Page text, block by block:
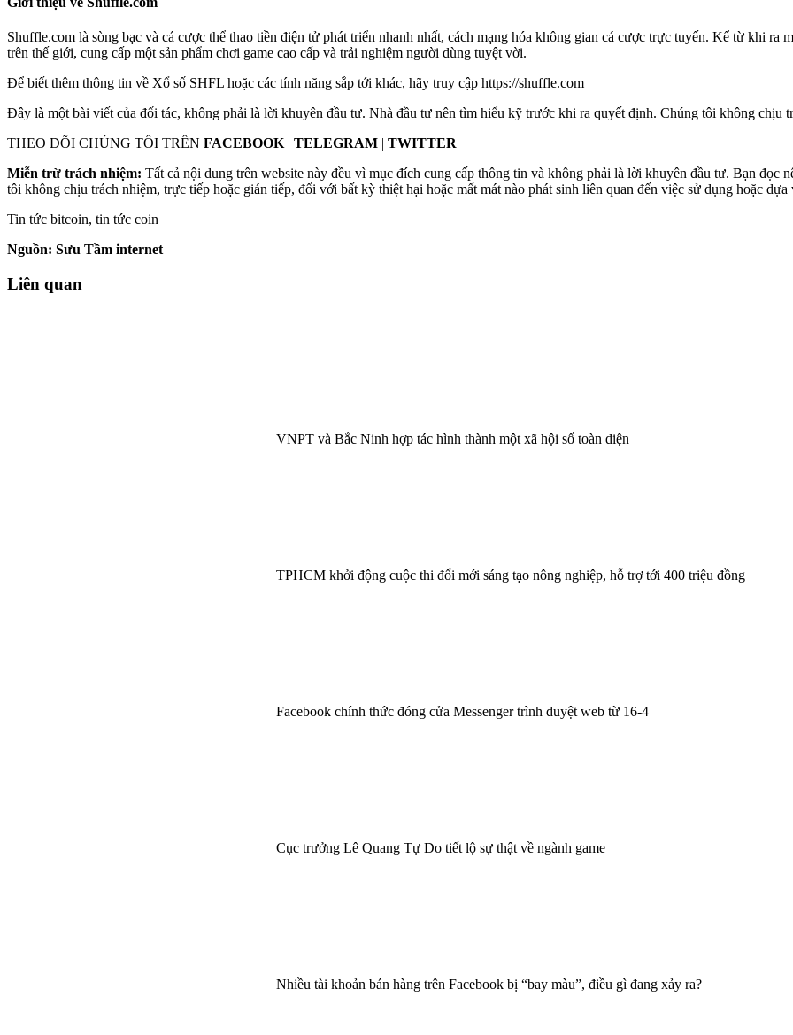
Shuffle.com là sòng bạc và cá cược thể thao tiền điện tử phát triển nhanh nhất, cách mạng hóa không gian cá cược trực tuyến. Kể từ khi
trên thế giới, cung cấp một sản phẩm chơi game cao cấp và trải nghiệm người dùng tuyệt vời.
Để biết thêm thông tin về Xổ số SHFL hoặc các tính năng sắp tới khác, hãy truy cập https://shuffle.com
Đây là một bài viết của đối tác, không phải là lời khuyên đầu tư. Nhà đầu tư nên tìm hiểu kỹ trước khi ra quyết định. Chúng tôi không chịu
THEO DÕI CHÚNG TÔI TRÊN FACEBOOK| TELEGRAM
TWITTER
Miễn trừ trách nhiệm: Tất cả nội dung trên website này đều vì mục đích cung cấp thông tin và không phải là lời khuyên đầu tư. Bạn đọc
tôi không chịu trách nhiệm, trực tiếp hoặc gián tiếp, đối với bất kỳ thiệt hại hoặc mất mát nào phát sinh liên quan đến việc sử dụng hoặc
Tin tức bitcoin, tin tức coin
Nguồn: Sưu Tầm internet
Liên quan